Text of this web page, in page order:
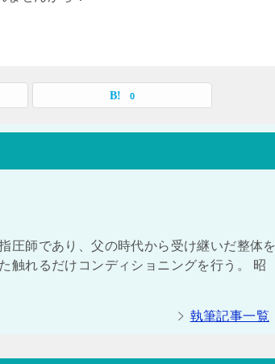
0
圧師であり、父の時代から受け継いだ整体を
触れるだけコンディショニングを行う。 昭
執筆記事一覧